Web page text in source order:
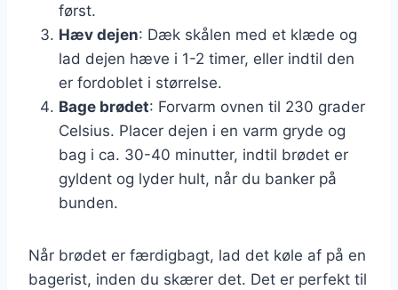
først.
Hæv dejen: Dæk skålen med et klæde og
lad dejen hæve i 1-2 timer, eller indtil den
er fordoblet i størrelse.
Bage brødet: Forvarm ovnen til 230 grader
Celsius. Placer dejen i en varm gryde og
bag i ca. 30-40 minutter, indtil brødet er
gyldent og lyder hult, når du banker på
bunden.
Når brødet er færdigbagt, lad det køle af på en
bagerist, inden du skærer det. Det er perfekt til